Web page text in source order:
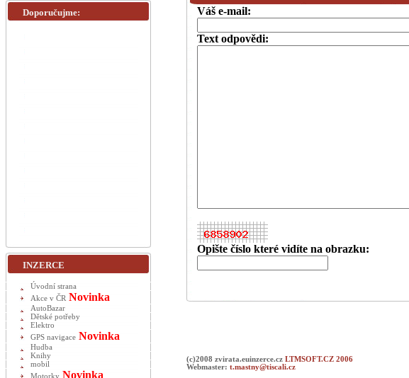
Váš e-mail:
Text odpovědi:
Opište číslo které vidíte na obrazku:
(c)2008 zvirata.euinzerce.cz LTMSOFT.CZ 2006
Webmaster: t.mastny@tiscali.cz
Doporučujme:
INZERCE
Úvodní strana
Akce v ČR Novinka
AutoBazar
Dětské potřeby
Elektro
GPS navigace Novinka
Hudba
Knihy
mobil
Motorky Novinka